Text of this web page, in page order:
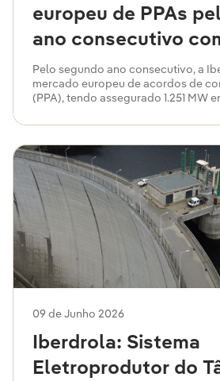
europeu de PPAs
ano consecutivo
1,251MW
Pelo segundo ano consecutivo, a
mercado europeu de acordos de
(PPA), tendo assegurado 1.251 MW
relatório Pexapark Renewables
capitalização bolsista, teve um ano
novas geografias e de reforço da
assinando o total de 15 acordos só
europeu.
09 de Junho 2026
Iberdrola: Sistema
Eletroprodutor do